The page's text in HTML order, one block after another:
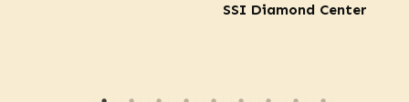
SSI Diamond Center